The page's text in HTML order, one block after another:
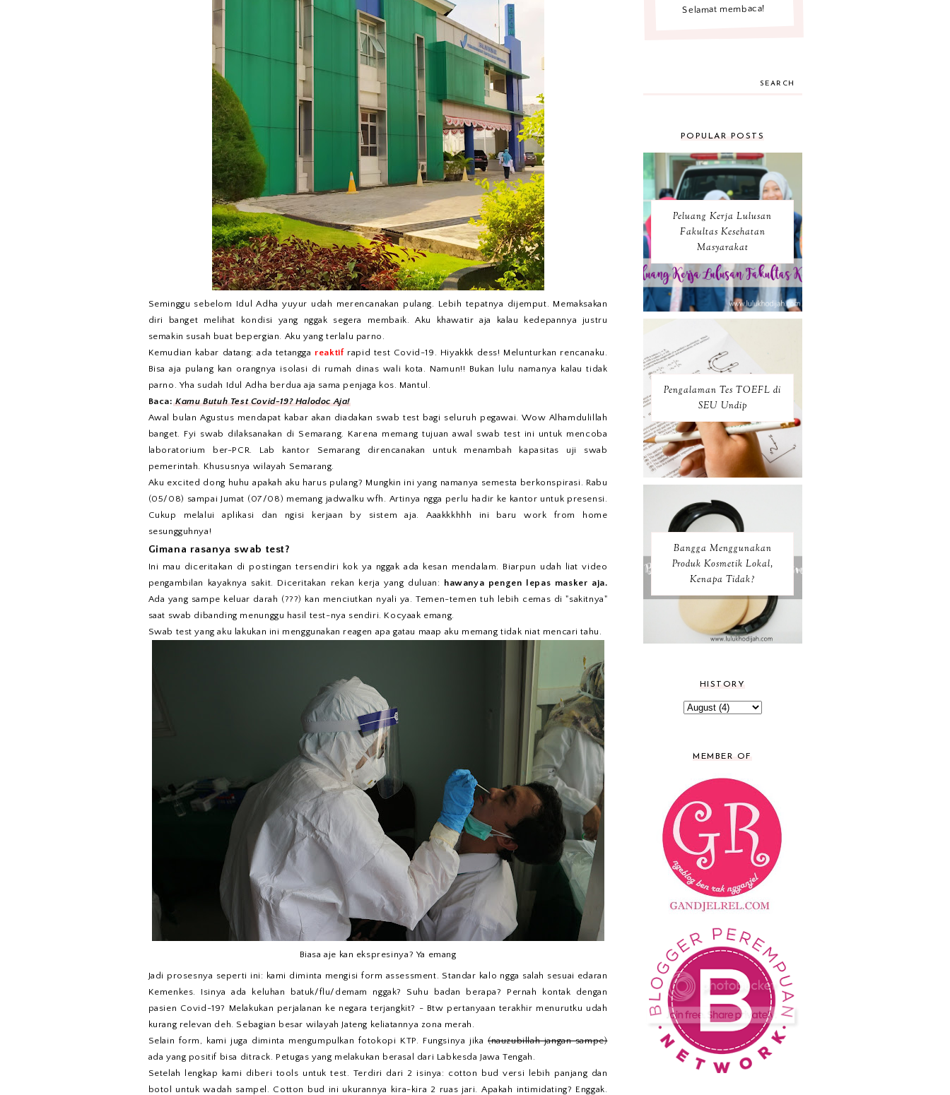
Seminggu sebelom Idul Adha yuyur udah merencanakan pulang. Lebih tepatnya dijemput. Memaksakan
diri banget melihat kondisi yang nggak segera membaik. Aku khawatir aja kalau kedepannya justru
semakin susah buat bepergian. Aku yang terlalu parno.
Kemudian kabar datang: ada tetangga reaktifrapid test Covid-19. Hiyakkk dess! Melunturkan rencanaku.
Bisa aja pulang kan orangnya isolasi di rumah dinas wali kota. Namun!! Bukan lulu namanya kalau tidak
parno. Yha sudah Idul Adha berdua aja sama penjaga kos. Mantul.
Baca: Kamu Butuh Test Covid-19? Halodoc Aja!
Awal bulan Agustus mendapat kabar akan diadakan swab test bagi seluruh pegawai. Wow Alhamdulillah
banget. Fyi swab dilaksanakan di Semarang. Karena memang tujuan awal swab test ini untuk mencoba
laboratorium ber-PCR. Lab kantor Semarang direncanakan untuk menambah kapasitas uji swab
pemerintah. Khususnya wilayah Semarang.
Aku excited dong huhu apakah aku harus pulang? Mungkin ini yang namanya semesta berkonspirasi. Rabu
(05/08) sampai Jumat (07/08) memang jadwalku wfh. Artinya ngga perlu hadir ke kantor untuk presensi.
Cukup melalui aplikasi dan ngisi kerjaan by sistem aja. Aaakkkhhh ini baru work from home
sesungguhnya!
Gimana rasanya swab test?
Ini mau diceritakan di postingan tersendiri kok ya nggak ada kesan mendalam. Biarpun udah liat video
pengambilan kayaknya sakit. Diceritakan rekan kerja yang duluan:
hawanya pengen lepas masker aja.
Ada yang sampe keluar darah (???) kan menciutkan nyali ya. Temen-temen tuh lebih cemas di "sakitnya"
saat swab dibanding menunggu hasil test-nya sendiri. Kocyaak emang.
Swab test yang aku lakukan ini menggunakan reagen apa gatau maap aku memang tidak niat mencari tahu.
Biasa aje kan ekspresinya? Ya emang
Jadi prosesnya seperti ini: kami diminta mengisi form assessment. Standar kalo ngga salah sesuai edaran
Kemenkes. Isinya ada keluhan batuk/flu/demam nggak? Suhu badan berapa? Pernah kontak dengan
pasien Covid-19? Melakukan perjalanan ke negara terjangkit? - Btw pertanyaan terakhir menurutku udah
kurang relevan deh. Sebagian besar wilayah Jateng keliatannya zona merah.
Selain form, kami juga diminta mengumpulkan fotokopi KTP. Fungsinya jika (nauzubillah jangan sampe)
ada yang positif bisa ditrack. Petugas yang melakukan berasal dari Labkesda Jawa Tengah.
Setelah lengkap kami diberi tools untuk test. Terdiri dari 2 isinya: cotton bud versi lebih panjang dan
botol untuk wadah sampel. Cotton bud ini ukurannya kira-kira 2 ruas jari. Apakah intimidating? Enggak.
Selamat membaca!
SEARCH
POPULAR POSTS
Peluang Kerja Lulusan
Fakultas Kesehatan
Masyarakat
Pengalaman Tes TOEFL di
SEU Undip
Bangga Menggunakan
Produk Kosmetik Lokal,
Kenapa Tidak?
HISTORY
MEMBER OF